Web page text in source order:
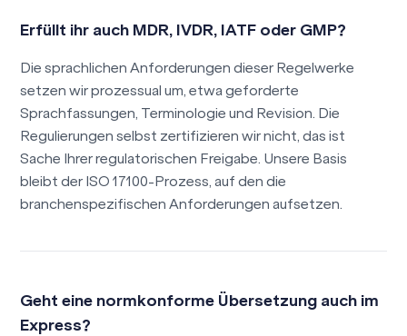
Erfüllt ihr auch MDR, IVDR, IATF oder GMP?
Die sprachlichen Anforderungen dieser Regelwerke
setzen wir prozessual um, etwa geforderte
Sprachfassungen, Terminologie und Revision. Die
Regulierungen selbst zertifizieren wir nicht, das ist
Sache Ihrer regulatorischen Freigabe. Unsere Basis
bleibt der ISO 17100-Prozess, auf den die
branchenspezifischen Anforderungen aufsetzen.
Geht eine normkonforme Übersetzung auch im
Express?